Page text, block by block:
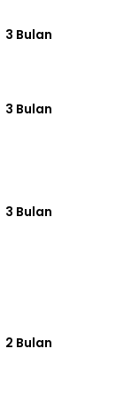
3 Bulan
3 Bulan
3 Bulan
2 Bulan